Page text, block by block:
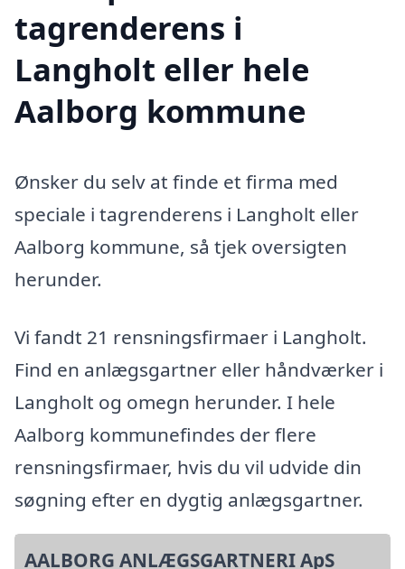
tagrenderens i
Langholt eller hele
Aalborg kommune
Ønsker du selv at finde et firma med
speciale i tagrenderens i Langholt eller
Aalborg kommune, så tjek oversigten
herunder.
Vi fandt 21 rensningsfirmaer i Langholt.
Find en anlægsgartner eller håndværker i
Langholt og omegn herunder. I hele
Aalborg kommunefindes der flere
rensningsfirmaer, hvis du vil udvide din
søgning efter en dygtig anlægsgartner.
AALBORG ANLÆGSGARTNERI ApS